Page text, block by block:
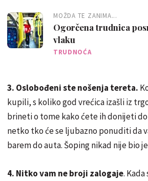
MOŽDA TE ZANIMA...
Ogorčena trudnica
vlaku
TRUDNOĆA
3. Oslobođeni ste nošenja tereta.
kupili, s koliko god vrećica izašli iz
brineti o tome kako ćete ih donijeti
netko tko će se ljubazno ponuditi da
barem do auta. Šoping nikad nije bio
4. Nitko vam ne broji zalogaje.